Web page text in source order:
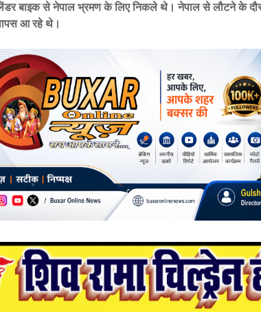
बाइक से नेपाल भ्रमण के लिए निकले थे। नेपाल से लौटने के
आ रहे थे।